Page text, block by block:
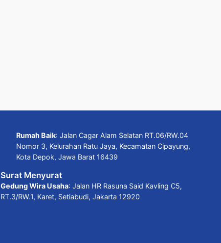
Rumah Baik: Jalan Cagar Alam Selatan RT.06/RW.04
Nomor 3, Kelurahan Ratu Jaya, Kecamatan Cipayung,
Kota Depok, Jawa Barat 16439
Surat Menyurat
Gedung Wira Usaha: Jalan HR Rasuna Said Kavling C5,
RT.3/RW.1, Karet, Setiabudi, Jakarta 12920